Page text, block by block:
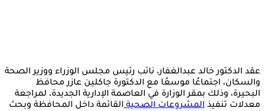
عقد الدكتور خالد عبدالغفار، نائب رئيس مجلس الوزراء ووزير الصحة
والسكان، اجتماعًا موسعًا مع الدكتورة جاكلين عازر محافظ
البحيرة، وذلك بمقر الوزارة في العاصمة الإدارية الجديدة، لمراجعة
معدلات تنفيذ المشروعات الصحيةالقائمة داخل المحافظة وبحث